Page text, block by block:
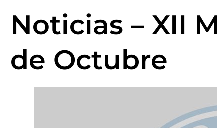
Noticias – XII
de Octubre